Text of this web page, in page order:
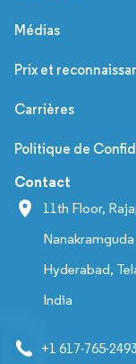
Médias
Prix et
Carrières
Politique de
Contact
11th Floor,
Hyderabad,
India
+1 617-765-2493